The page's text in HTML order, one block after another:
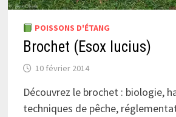
POISSONS D'ÉTANG
Brochet (Esox lucius)
10 février 2014
Découvrez le brochet : biologie,
techniques de pêche,